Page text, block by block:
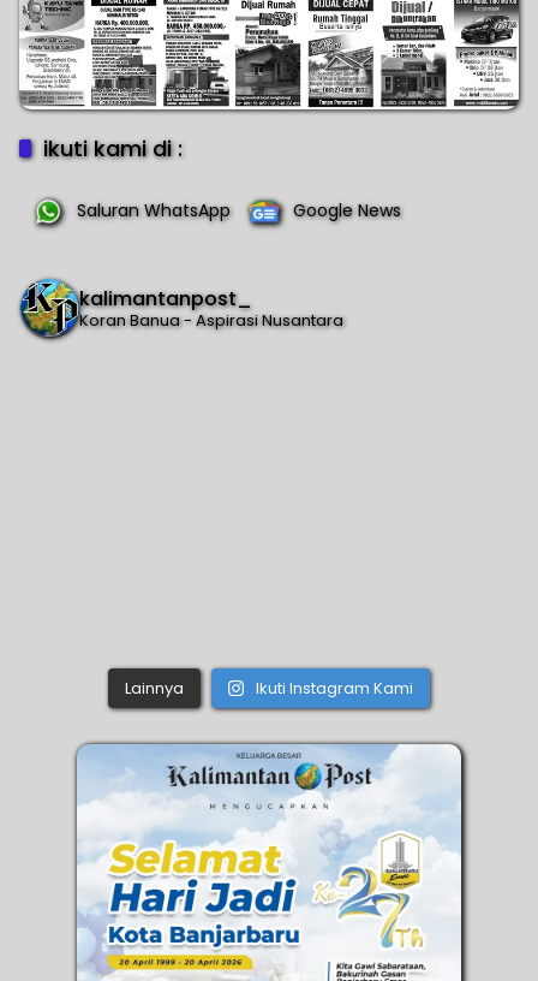
ikuti kami di :
Saluran WhatsApp Google News
kalimantanpost_
Koran Banua - Aspirasi Nusantara
Lainnya Ikuti Instagram Kami